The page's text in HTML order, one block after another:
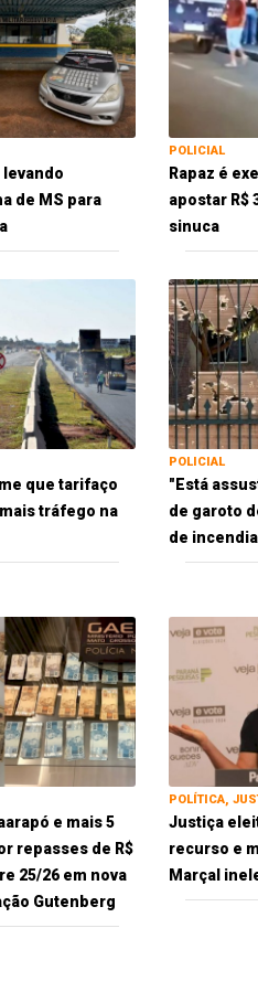
levando
de MS para
POLICIAL
Rapaz é
apostar R$
sinuca
que tarifaço
tráfego na
POLICIAL
"Está
de garoto
de
e mais 5
repasses de R$
25/26 em nova
Gutenberg
POLÍTICA,
Justiça
recurso e
Marçal